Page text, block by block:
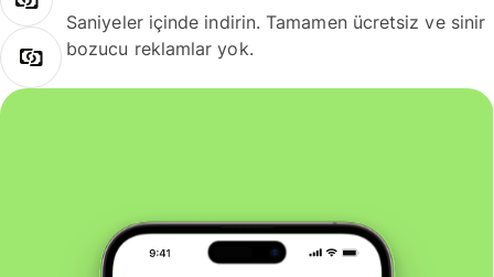
Saniyeler içinde indirin. Tamamen ücretsiz ve sinir
bozucu reklamlar yok.